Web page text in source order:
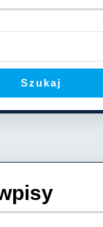
Szukaj